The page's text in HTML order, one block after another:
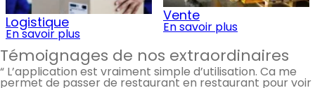
Logistique
En savoir plus
Vente
En savoir plus
Témoignages de nos extraordinaires
“ L’application est vraiment simple d’utilisation. Ca me
permet de passer de restaurant en restaurant pour voir